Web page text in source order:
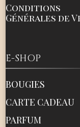
Conditions
Générales de
E-SHOP
BOUGIES
CARTE CADEAU
PARFUM